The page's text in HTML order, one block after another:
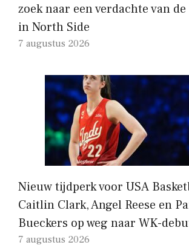
zoek naar een verdachte van
in North Side
7 augustus 2026
Nieuw tijdperk voor USA
Caitlin Clark, Angel Reese en
Bueckers op weg naar WK-
7 augustus 2026